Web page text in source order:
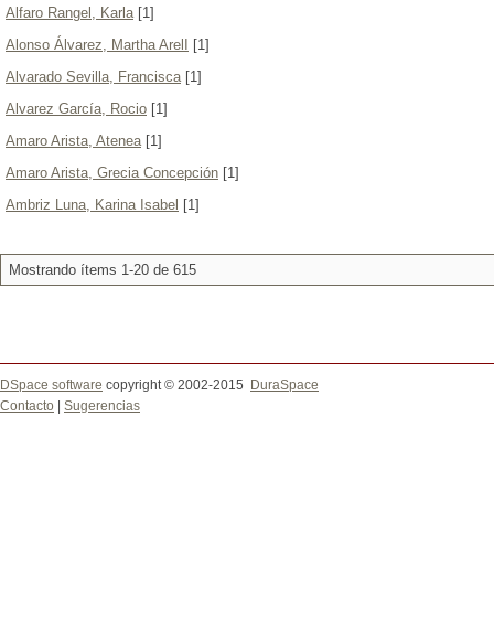
Alfaro Rangel, Karla[1]
Alonso Álvarez, Martha ArelI
[1]
Alvarado Sevilla, Francisca[1]
Alvarez García, Rocio [1]
Amaro Arista, Atenea[1]
Amaro Arista, Grecia Concepción [1]
Ambriz Luna, Karina Isabel [1]
Mostrando ítems 1-20 de 615
DSpace software copyright © 2002-2015
DuraSpace
Contacto
Sugerencias